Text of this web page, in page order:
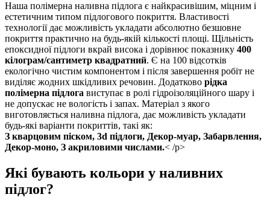
Наша полімерна наливна підлога є найкрасивішим, міцним і
естетичним типом підлогового покриття. Властивості
технології дає можливість укладати абсолютно безшовне
покриття практично на будь-якій кількості площі. Щільність
епоксидної підлоги вкрай висока і дорівнює показнику 400
кілограм/сантиметр квадратний. Є на 100 відсотків
екологічно чистим компонентом і після завершення робіт не
виділяє жодних шкідливих речовин. Додатково рідка
полімерна підлога виступає в ролі гідроізоляційного шару і
не допускає не вологість і запах. Матеріал з якого
виготовляється наливна підлога, дає можливість укладати
будь-які варіанти покриттів, такі як:
З кварцовим піском, 3d підлоги, Декор-муар, Забарвлення,
Декор-моно, З акриловими числами.< /p>
Які бувають кольори у наливних
підлог?